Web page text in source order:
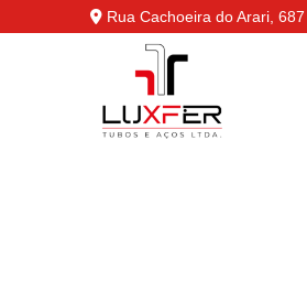
Rua Cachoeira do Arari,